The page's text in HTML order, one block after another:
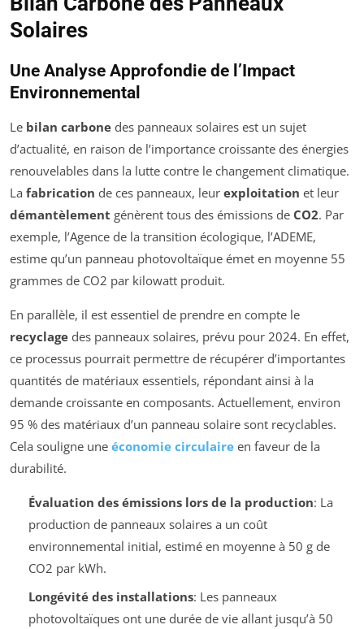
Solaires
Une Analyse Approfondie de l’Impact
Environnemental
Le bilan carbone des panneaux solaires est un sujet
d’actualité, en raison de l’importance croissante des énergies
renouvelables dans la lutte contre le changement climatique.
La fabrication de ces panneaux, leur exploitation et leur
démantèlement génèrent tous des émissions de CO2. Par
exemple, l’Agence de la transition écologique, l’ADEME,
estime qu’un panneau photovoltaïque émet en moyenne 55
grammes de CO2 par kilowatt produit.
En parallèle, il est essentiel de prendre en compte le
recyclage des panneaux solaires, prévu pour 2024. En effet,
ce processus pourrait permettre de récupérer d’importantes
quantités de matériaux essentiels, répondant ainsi à la
demande croissante en composants. Actuellement, environ
95 % des matériaux d’un panneau solaire sont recyclables.
Cela souligne une économie circulaire en faveur de la
durabilité.
Évaluation des émissions lors de la production: La
production de panneaux solaires a un coût
environnemental initial, estimé en moyenne à 50 g de
CO2 par kWh.
Longévité des installations: Les panneaux
photovoltaïques ont une durée de vie allant jusqu’à 50